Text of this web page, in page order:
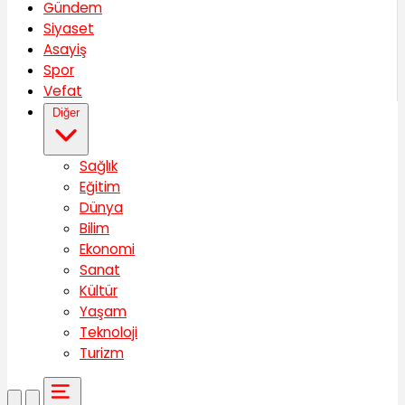
Gündem
Siyaset
Asayiş
Spor
Vefat
Diğer
Sağlık
Eğitim
Dünya
Bilim
Ekonomi
Sanat
Kültür
Yaşam
Teknoloji
Turizm